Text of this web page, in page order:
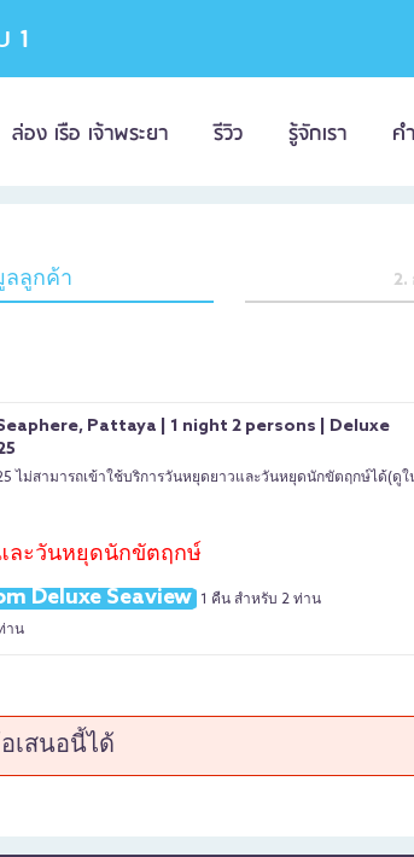
1
ล่อง เรือ เจ้าพระยา รีวิว รู้จักเรา ค
ลลูกค้า 2.
Pattaya | 1 night 2 persons | Deluxe
ไม่สามารถเข้าใช้บริการวันหยุดยาวและวันหยุดนักขัตฤกษ์ได้(ดูใ
ละวันหยุดนักขัตฤกษ์
Deluxe Seaview 1 คืน สำหรับ 2 ท่าน
าน
เสนอนี้ได้